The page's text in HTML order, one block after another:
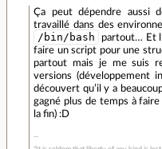
Ça peut dépendre aussi
travaillé dans des
/bin/bash
partout… Et
faire un script pour une
partout mais je me suis
versions (développement
découvert qu’il y a
gagné plus de temps à
la fin) :D